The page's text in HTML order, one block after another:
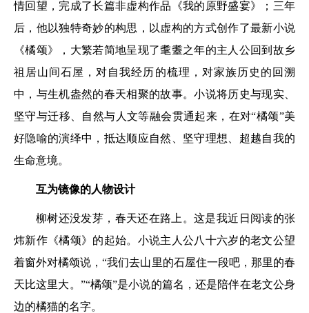
情回望，完成了长篇非虚构作品《我的原野盛宴》；三年
后，他以独特奇妙的构思，以虚构的方式创作了最新小说
《橘颂》，大繁若简地呈现了耄耋之年的主人公回到故乡
祖居山间石屋，对自我经历的梳理，对家族历史的回溯
中，与生机盎然的春天相聚的故事。小说将历史与现实、
坚守与迁移、自然与人文等融会贯通起来，在对“橘颂”美
好隐喻的演绎中，抵达顺应自然、坚守理想、超越自我的
生命意境。
互为镜像的人物设计
柳树还没发芽，春天还在路上。这是我近日阅读的张
炜新作《橘颂》的起始。小说主人公八十六岁的老文公望
着窗外对橘颂说，“我们去山里的石屋住一段吧，那里的春
天比这里大。”“橘颂”是小说的篇名，还是陪伴在老文公身
边的橘猫的名字。